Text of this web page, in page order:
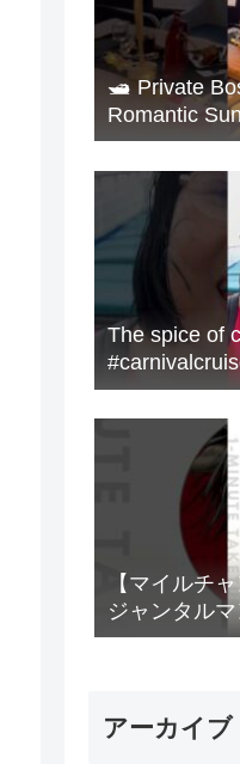
🛥️ Private
Romantic
🇹🇷✨
The spice of
#adventure
【マイルチ
ジャンタル
MINUTE】#
アーカイブ